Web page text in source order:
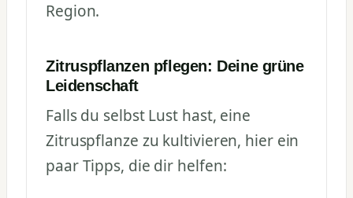
Region.
Zitruspflanzen pflegen: Deine grüne
Leidenschaft
Falls du selbst Lust hast, eine
Zitruspflanze zu kultivieren, hier ein
paar Tipps, die dir helfen: